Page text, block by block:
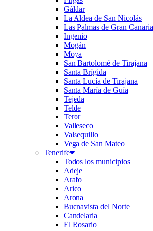
Gáldar
La Aldea de San Nicolás
Las Palmas de Gran Canaria
Ingenio
Mogán
Moya
San Bartolomé de Tirajana
Santa Brígida
Santa Lucía de Tirajana
Santa María de Guía
Tejeda
Telde
Teror
Valleseco
Valsequillo
Vega de San Mateo
Tenerife
Todos los municipios
Adeje
Arafo
Arico
Arona
Buenavista del Norte
Candelaria
El Rosario